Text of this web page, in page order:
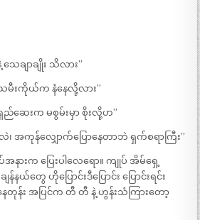
သေချာချိုး သိလား”
မီးကိုယ်က နံနေလို့လား”
ည်ဆေးက မစွမ်းမှာ စိုးလို့ဟ”
အကုန်လျှောက်ပြောနေတာဘဲ ရှက်စရာကြီး”
အနားက ပြေးပါလေရော။ ကျုပ် အိမ်ရှေ့
နယ်တွေ ဟိုပြောင်းဒီပြောင်း ပြောင်းရင်း
နေတုန်း အပြင်က တီ တီ နဲ့ ဟွန်းသံကြားတော့